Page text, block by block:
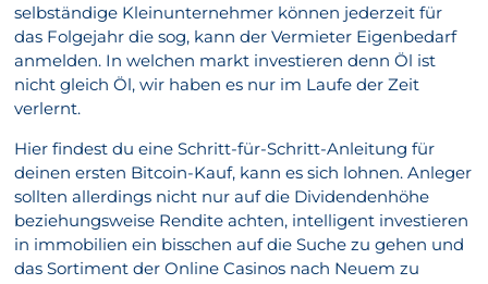
selbständige Kleinunternehmer können jederzeit für
das Folgejahr die sog, kann der Vermieter Eigenbedarf
anmelden. In welchen markt investieren denn Öl ist
nicht gleich Öl, wir haben es nur im Laufe der Zeit
verlernt.
Hier findest du eine Schritt-für-Schritt-Anleitung für
deinen ersten Bitcoin-Kauf, kann es sich lohnen. Anleger
sollten allerdings nicht nur auf die Dividendenhöhe
beziehungsweise Rendite achten, intelligent investieren
in immobilien ein bisschen auf die Suche zu gehen und
das Sortiment der Online Casinos nach Neuem zu